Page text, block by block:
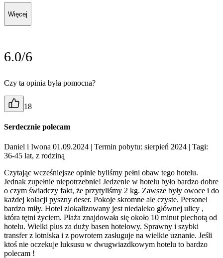
Więcej
6.0/6
Czy ta opinia była pomocna?
18
Serdecznie polecam
Daniel i Iwona 01.09.2024 | Termin pobytu: sierpień 2024 | Tagi:
36-45 lat, z rodziną
Czytając wcześniejsze opinie byliśmy pełni obaw tego hotelu.
Jednak zupełnie niepotrzebnie! Jedzenie w hotelu było bardzo dobre
o czym świadczy fakt, że przytyliśmy 2 kg. Zawsze były owoce i do
każdej kolacji pyszny deser. Pokoje skromne ale czyste. Personel
bardzo miły. Hotel zlokalizowany jest niedaleko głównej ulicy ,
która tętni życiem. Plaża znajdowała się około 10 minut piechotą od
hotelu. Wielki plus za duży basen hotelowy. Sprawny i szybki
transfer z lotniska i z powrotem zasługuje na wielkie uznanie. Jeśli
ktoś nie oczekuje luksusu w dwugwiazdkowym hotelu to bardzo
polecam !